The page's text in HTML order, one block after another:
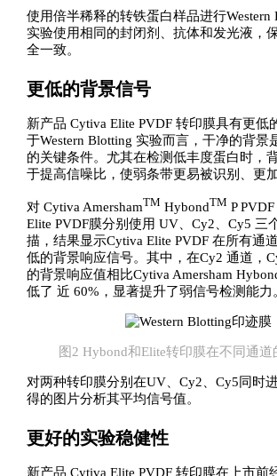
使用倍半稀释的转铁蛋白样品进行Western
实验使用相同的封闭剂、抗体和发光液，
全一致。
更低的背景信号
新产品 Cytiva Elite PVDF 转印膜具有更低
于Western Blotting 实验而言，干净的背景
的关键条件。尤其在检测低丰度蛋白时，
于提高信噪比，使弱条带更易被识别、更加
对 Cytiva AmershamTM HybondTM P
Elite PVDF膜分别使用 UV、Cy2、Cy5 三
描，结果显示Cytiva Elite PVDF 在所有通
低的背景响应信号。其中，在Cy2 通道，
的背景响应值相比Cytiva Amersham
低了 近 60%，显著提升了弱信号检测能力
图2 Hybond和Elite转印膜在不同通道
对两种转印膜分别在UV、Cy2、Cy5同时
得的图片分析其平均信号值。
更好的实验稳健性
新产品 Cytiva Elite PVDF 转印膜在上市前